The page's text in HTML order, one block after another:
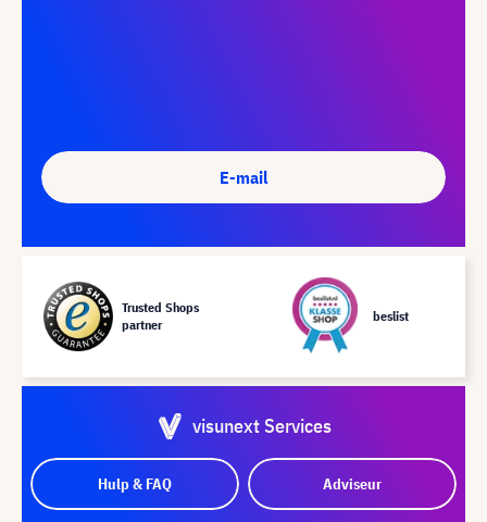
E-mail
Trusted Shops
partner
beslist
visunext Services
Hulp & FAQ Adviseur